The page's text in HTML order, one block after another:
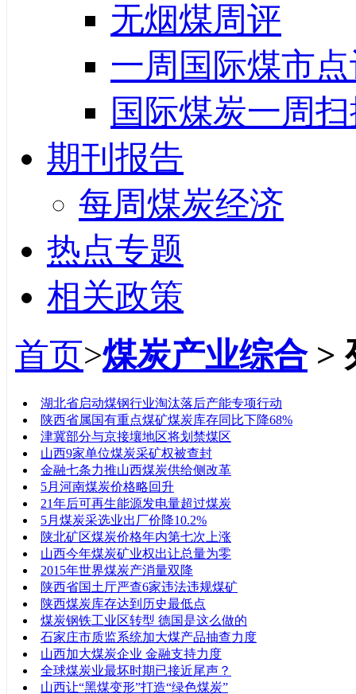
无烟煤周评
一周国际煤市
国际煤炭一周
期刊报告
每周煤炭经济
热点专题
相关政策
首页>煤炭产业综合>
湖北省启动煤钢行业淘汰落后产能专项行动
陕西省属国有重点煤矿煤炭库存同比下降68%
津冀部分与京接壤地区将划禁煤区
山西9家单位煤炭采矿权被查封
金融七条力推山西煤炭供给侧改革
5月河南煤炭价格略回升
21年后可再生能源发电量超过煤炭
5月煤炭采选业出厂价降10.2%
陕北矿区煤炭价格年内第七次上涨
山西今年煤炭矿业权出让总量为零
2015年世界煤炭产消量双降
陕西省国土厅严查6家违法违规煤矿
陕西煤炭库存达到历史最低点
煤炭钢铁工业区转型 德国是这么做的
石家庄市质监系统加大煤产品抽查力度
山西加大煤炭企业 金融支持力度
全球煤炭业最坏时期已接近尾声？
山西让“黑煤变形”打造“绿色煤炭”